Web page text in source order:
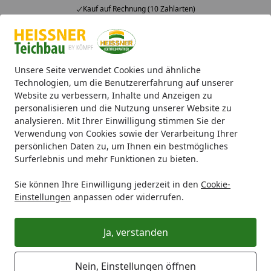
Unsere Seite verwendet Cookies und ähnliche
Technologien, um die Benutzererfahrung auf unserer
Website zu verbessern, Inhalte und Anzeigen zu
personalisieren und die Nutzung unserer Website zu
analysieren. Mit Ihrer Einwilligung stimmen Sie der
Verwendung von Cookies sowie der Verarbeitung Ihrer
persönlichen Daten zu, um Ihnen ein bestmögliches
Surferlebnis und mehr Funktionen zu bieten.
Sie können Ihre Einwilligung jederzeit in den Cookie-
Einstellungen anpassen oder widerrufen.
Ja, verstanden
Nein, Einstellungen öffnen
Kauf auf Rechnung (10 Zahlarten)
Alle Produkte
Mein Konto
Suchen
Startseite
Ersatzteile Heissner Pumpensockel für HFP7000-00 (ET12-
Heissner Pumpensockel für
HFP7000-00 (ET12-P70EG)